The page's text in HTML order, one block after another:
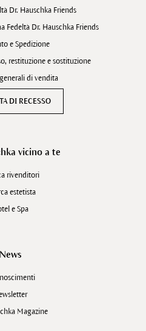
Dr. Hauschka Friends
Fedeltà Dr. Hauschka Friends
e Spedizione
restituzione e sostituzione
di vendita
DI RECESSO
vicino a te
rivenditori
estetista
e Spa
News
Magazine